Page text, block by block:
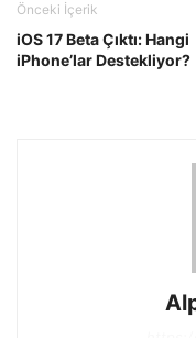
Önceki İçerik
iOS 17 Beta Çıktı: Hangi
iPhone’lar Destekliyor?